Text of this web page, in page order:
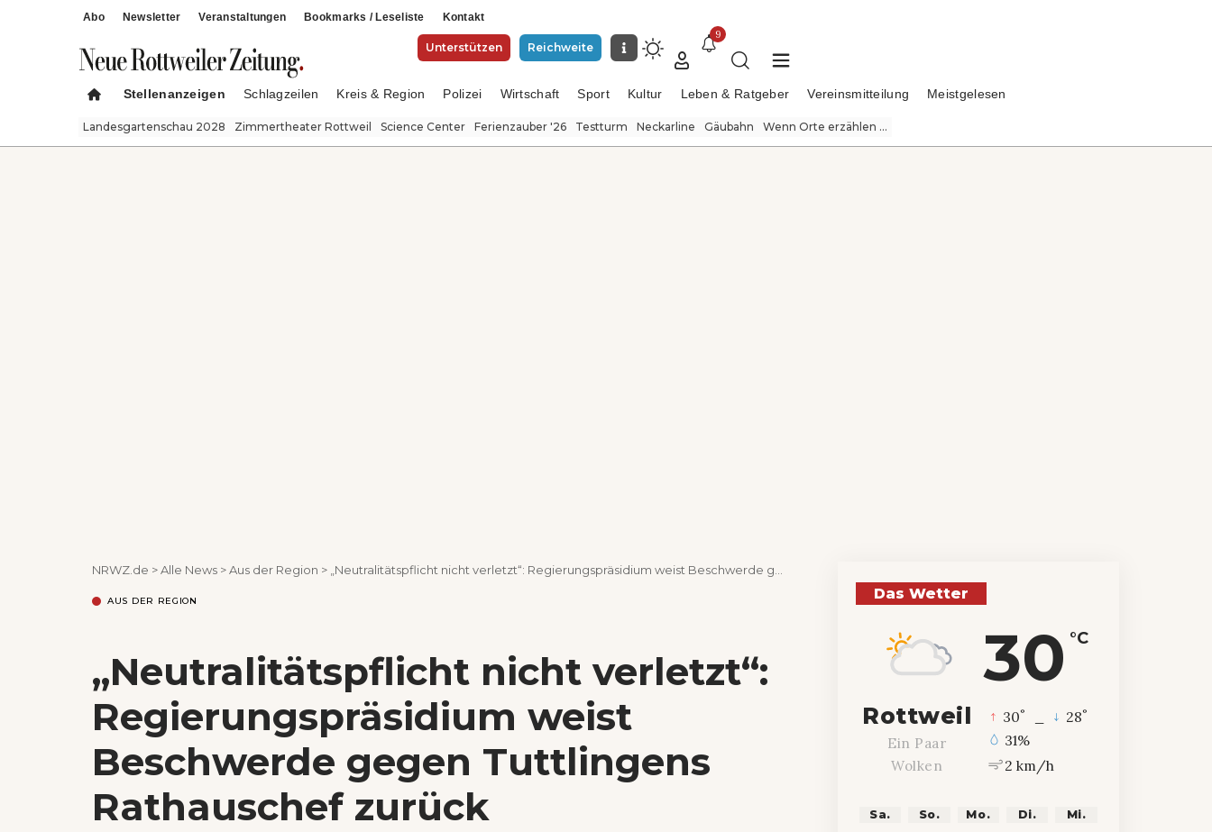
Abo Newsletter Veranstaltungen Bookmarks / Leseliste Kontakt
Unterstützen Reichweite
9
Stellenanzeigen Schlagzeilen Kreis & Region Polizei Wirtschaft Sport Kultur Leben & Ratgeber Vereinsmitteilung Meistgelesen
Landesgartenschau 2028 Zimmertheater Rottweil Science Center Ferienzauber '26 Testturm Neckarline Gäubahn Wenn Orte erzählen ...
NRWZ.de >Alle News >Aus der Region > „Neutralitätspflicht nicht verletzt“: Regierungspräsidium weist Beschwerde gegen Tuttlingens Rathauschef zurück
AUS DER REGION
„Neutralitätspflicht nicht verletzt“:
Regierungspräsidium weist
Beschwerde gegen Tuttlingens
Rathauschef zurück
Das Wetter
30 °C
Rottweil
Ein Paar
Wolken
30° 28°
31%
2 km/h
Sa. So. Mo. Di. Mi.